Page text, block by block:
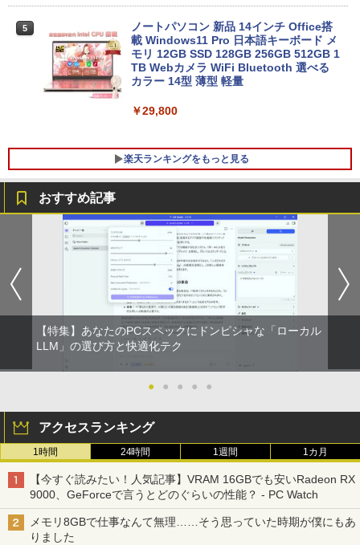
5
ノートパソコン 新品 14インチ Office搭
載 Windows11 Pro 日本語キーボード メ
モリ 12GB SSD 128GB 256GB 512GB 1
TB Webカメラ WiFi Bluetooth 選べる
カラー 14型 薄型 軽量
￥29,800
楽天ランキングをもっと見る
R309-Apple Mac mini A1347 1点 MacO
S Catalina 10.15.7/CPU Core i5-4260U/
メモリ 4GB/SATA 500GB intel HD Grap
hics 5000 1536MB グラフィックス搭載
★送料無料【中古動作品】
￥6,480
2
中古パソコン | NEC | Mate MRL36L-5 |
Windows11 | デスクトップ | 一年保証 |
Hz | MEM:8GB | SSD:256GB(新品) | DV
Dマルチ | Win11Pro64bit
￥15,000
3
【エントリーでポイント100％還元のチ
ャンス】GMKtec G5S ミニpc 【Intel N
【中古良品】【安心保証】Princeton 21.
5型ワイドカラー液晶ディスプレイ PTF
WDE-22W / PTFBDE-22W ブラック/ ホ
ワイト色 スピーカー搭載 プリンストン
￥4,050
21.5型〜27型ワイド 【HDMI対応 / FULL
HD解像度】 大手メーカー液晶 (Dell/HP/
witch PS4 PS5対応 【整備済み中古品】
￥6,470
【選べる2色 コスパ抜群】モバイルモニ
ター 15.6インチ フルHD 100%sRGB 非
光沢IPS パネル Type-C対応 miniHDMI V
YOGAポーズの教科書 [ 綿本彰 ]
￥2,090
ザ・ファブル 全巻セット(1-22巻セット)
￥19,118
3 現代ギリシア語辞典第3版 [ 川原拓雄 ]
￥19,800
おすすめ記事
【特集】あなたのPCスペックにドンピシャな「ローカル
LLM」の選び方と快適化テク
● ● ● ● ●
アクセスランキング
1時間 24時間 1週間 1カ月
【今すぐ読みたい！人気記事】VRAM 16GBでも安いRadeon RX
9000、GeForceで言うとどのぐらいの性能？ - PC Watch
メモリ8GBで仕事なんて無理……そう思っていた時期が僕にもあ
りました